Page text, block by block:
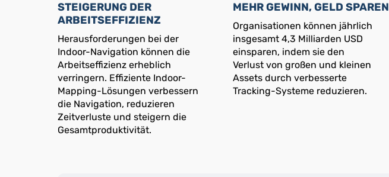
STEIGERUNG DER
ARBEITSEFFIZIENZ
Herausforderungen bei der
Indoor-Navigation können die
Arbeitseffizienz erheblich
verringern. Effiziente Indoor-
Mapping-Lösungen verbessern
die Navigation, reduzieren
Zeitverluste und steigern die
Gesamtproduktivität.
MEHR GEWINN, GELD SPAREN
Organisationen können jährlich
insgesamt 4,3 Milliarden USD
einsparen, indem sie den
Verlust von großen und kleinen
Assets durch verbesserte
Tracking-Systeme reduzieren.